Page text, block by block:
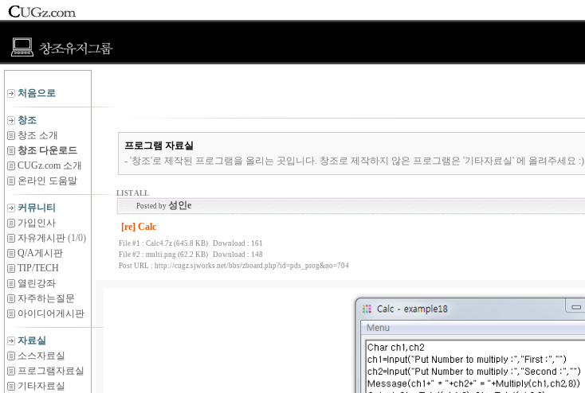
처음으로
창조
창조 소개
창조 다운로드
CUGz.com 소개
온라인 도움말
커뮤니티
가입인사
자유게시판 (1/0)
Q/A게시판
TIP/TECH
열린강좌
자주하는질문
아이디어게시판
자료실
소스자료실
프로그램자료실
기타자료실
프로그램 자료실
- '창조'로 제작된 프로그램을 올리는 곳입니다. 창조로 제작하지 않은 프로그램은 '기타자료실' 에 올려주세요 :)
LIST ALL
Posted by 성인e
[re] Calc
File #1 : Calc4.7z (645.8 KB) Download : 161
File #2 : multi.png (62.2 KB) Download : 148
Post URL : http://cugz.sjworks.net/bbs/zboard.php?id=pds_prog&no=704